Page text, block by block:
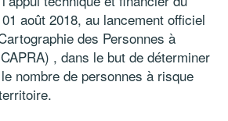
août 2018, au lancement officiel
des Personnes à
, dans le but de déterminer
nombre de personnes à risque